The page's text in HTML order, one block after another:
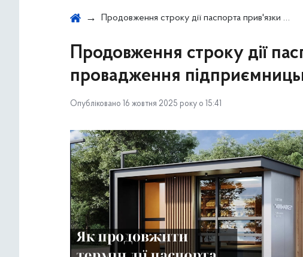
Продовження строку дії паспорта прив'язки тимчасової споруди для провадження підприємницької діяльності
Продовження строку дії
провадження
Опубліковано 16 жовтня 2025 року о 15:41